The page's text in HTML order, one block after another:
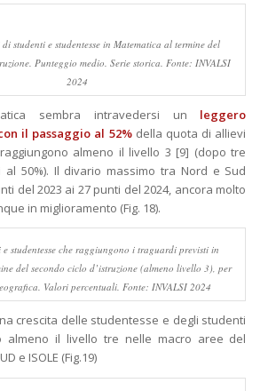
studenti e studentesse in Matematica al termine del
Punteggio medio. Serie storica. Fonte: INVALSI
2024
sembra intravedersi un leggero
il passaggio al 52%della quota di allievi
almeno il livello 3 [9] (dopo tre
al 50%). Il divario massimo tra Nord e Sud
del 2023 ai 27 punti del 2024, ancora molto
in miglioramento (Fig. 18).
studentesse che raggiungono i traguardi previsti in
del secondo ciclo d’istruzione (almeno livello 3), per
Valori percentuali. Fonte: INVALSI 2024
crescita delle studentesse e degli studenti
almeno il livello tre nelle macro aree del
e ISOLE (Fig.19)